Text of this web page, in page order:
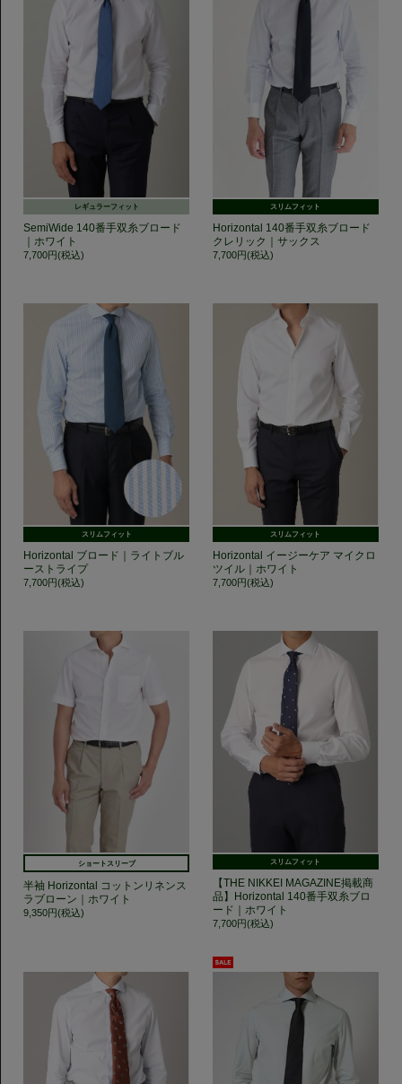
レギュラーフィット
SemiWide 140番手双糸ブロード
｜ホワイト
7,700円(税込)
スリムフィット
Horizontal 140番手双糸ブロード
クレリック｜サックス
7,700円(税込)
スリムフィット
Horizontal ブロード｜ライトブル
ーストライプ
7,700円(税込)
スリムフィット
Horizontal イージーケア マイクロ
ツイル｜ホワイト
7,700円(税込)
ショートスリーブ
半袖 Horizontal コットンリネンス
ラブローン｜ホワイト
9,350円(税込)
スリムフィット
【THE NIKKEI MAGAZINE掲載商
品】Horizontal 140番手双糸ブロ
ード｜ホワイト
7,700円(税込)